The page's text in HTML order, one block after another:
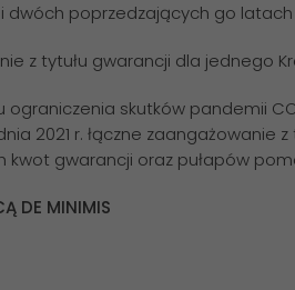
dwóch poprzedzających go
z tytułu gwarancji dla jednego
ograniczenia skutków pandemii
2021 r. łączne
kwot gwarancji oraz pułapów
DE MINIMIS